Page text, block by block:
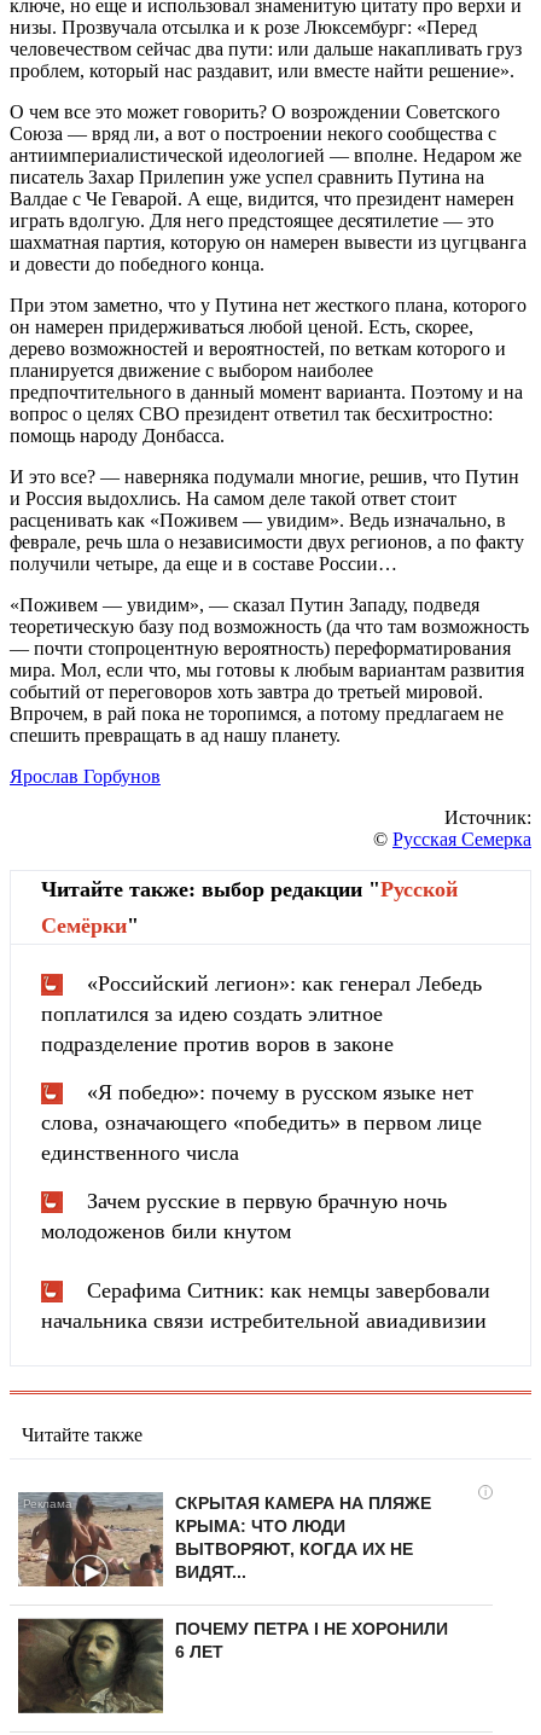
ключе, но еще и использовал знаменитую цитату про верхи и
низы. Прозвучала отсылка и к розе Люксембург: «Перед
человечеством сейчас два пути: или дальше накапливать груз
проблем, который нас раздавит, или вместе найти решение».
О чем все это может говорить? О возрождении Советского
Союза — вряд ли, а вот о построении некого сообщества с
антиимпериалистической идеологией — вполне. Недаром же
писатель Захар Прилепин уже успел сравнить Путина на
Валдае с Че Геварой. А еще, видится, что президент намерен
играть вдолгую. Для него предстоящее десятилетие — это
шахматная партия, которую он намерен вывести из цугцванга
и довести до победного конца.
При этом заметно, что у Путина нет жесткого плана, которого
он намерен придерживаться любой ценой. Есть, скорее,
дерево возможностей и вероятностей, по веткам которого и
планируется движение с выбором наиболее
предпочтительного в данный момент варианта. Поэтому и на
вопрос о целях СВО президент ответил так бесхитростно:
помощь народу Донбасса.
И это все? — наверняка подумали многие, решив, что Путин
и Россия выдохлись. На самом деле такой ответ стоит
расценивать как «Поживем — увидим». Ведь изначально, в
феврале, речь шла о независимости двух регионов, а по факту
получили четыре, да еще и в составе России…
«Поживем — увидим», — сказал Путин Западу, подведя
теоретическую базу под возможность (да что там возможность
— почти стопроцентную вероятность) переформатирования
мира. Мол, если что, мы готовы к любым вариантам развития
событий от переговоров хоть завтра до третьей мировой.
Впрочем, в рай пока не торопимся, а потому предлагаем не
спешить превращать в ад нашу планету.
Ярослав Горбунов
Источник:
© Русская Семерка
Читайте также: выбор редакции "Русской
Cемёрки"
«Российский легион»: как генерал Лебедь
поплатился за идею создать элитное
подразделение против воров в законе
«Я победю»: почему в русском языке нет
слова, означающего «победить» в первом лице
единственного числа
Зачем русские в первую брачную ночь
молодоженов били кнутом
Серафима Ситник: как немцы завербовали
начальника связи истребительной авиадивизии
Читайте также
i
СКРЫТАЯ КАМЕРА НА ПЛЯЖЕ
КРЫМА: ЧТО ЛЮДИ
ВЫТВОРЯЮТ, КОГДА ИХ НЕ
ВИДЯТ...
ПОЧЕМУ ПЕТРА I НЕ ХОРОНИЛИ
6 ЛЕТ